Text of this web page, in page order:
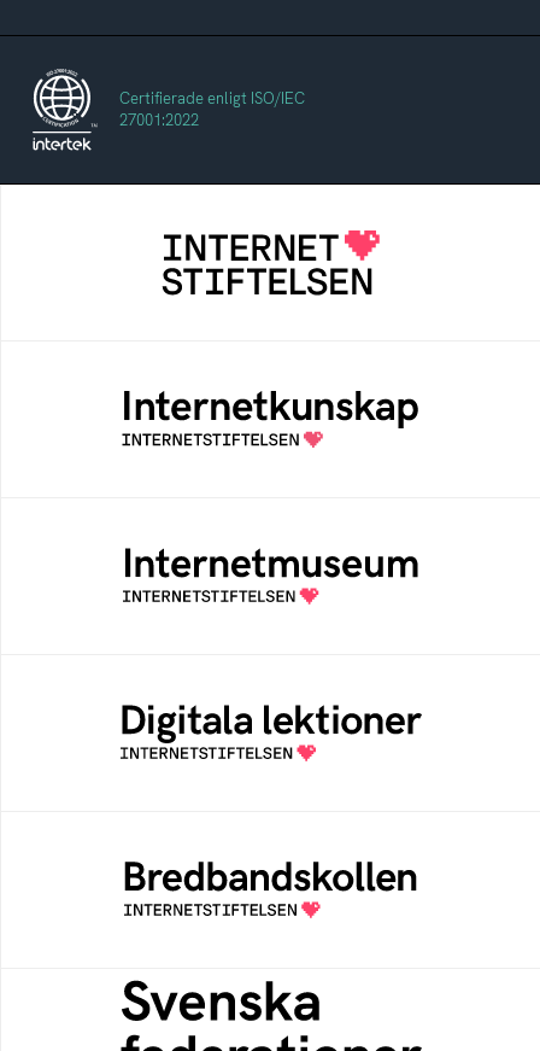
Certifierade enligt ISO/IEC
27001:2022
Internetstiftelsen verkar för ett internet som
bidrar positivt till människan och samhället
Samlad kunskap som hjälper dig att bli en
säker och medveten internetanvändare
Ett digitalt museum som byggts, och kureras
av Internetstiftelsen
Öppen digital lärresurs med färdiga lektioner
för alla stadier i grundskolan
Bredbandskollen är ett oberoende
konsumentverktyg som drivs av
Internetstiftelsen
Svenska federationer
Grunden för medlemskap i en sektors- eller